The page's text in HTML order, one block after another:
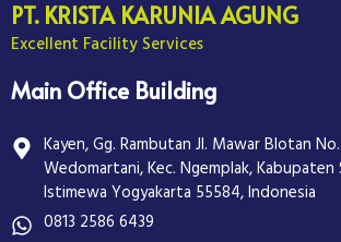
PT. KRISTA KARUNIA AGUNG
Excellent Facility Services
Main Office Building
Kayen, Gg. Rambutan Jl. Mawar Blotan
Wedomartani, Kec. Ngemplak, Kabupaten
Istimewa Yogyakarta 55584, Indonesia
0813 2586 6439